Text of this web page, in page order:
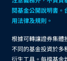
閱基金公開說明書。
用法律及規則。
根據可轉讓證券集體
不同的基金投資於多
衍生工具。每檔基金